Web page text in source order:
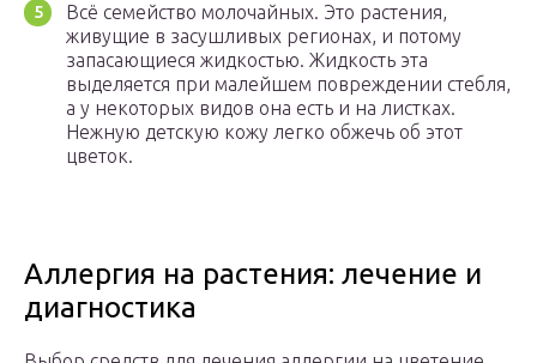
Всё семейство молочайных. Это растения,
живущие в засушливых регионах, и потому
запасающиеся жидкостью. Жидкость эта
выделяется при малейшем повреждении стебля,
а у некоторых видов она есть и на листках.
Нежную детскую кожу легко обжечь об этот
цветок.
Аллергия на растения: лечение и
диагностика